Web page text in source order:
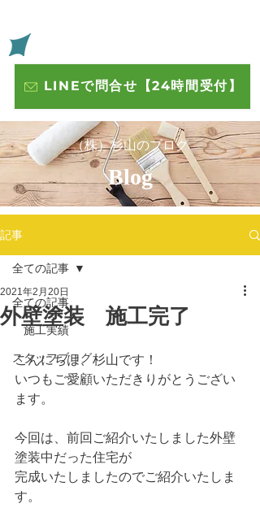
LINEで問合せ【24時間受付】
記事
全ての記事
施工実績
スタッフブログ
全ての記事
外壁塗装 施工完了
2021年2月20日
こんにちは、杉山です！
いつもご愛顧いただきりがとうござい
ます。
今回は、前回ご紹介いたしました外壁
塗装中だった住宅が
完成いたしましたのでご紹介いたしま
す。
​（株）杉山のブログ
​Blog